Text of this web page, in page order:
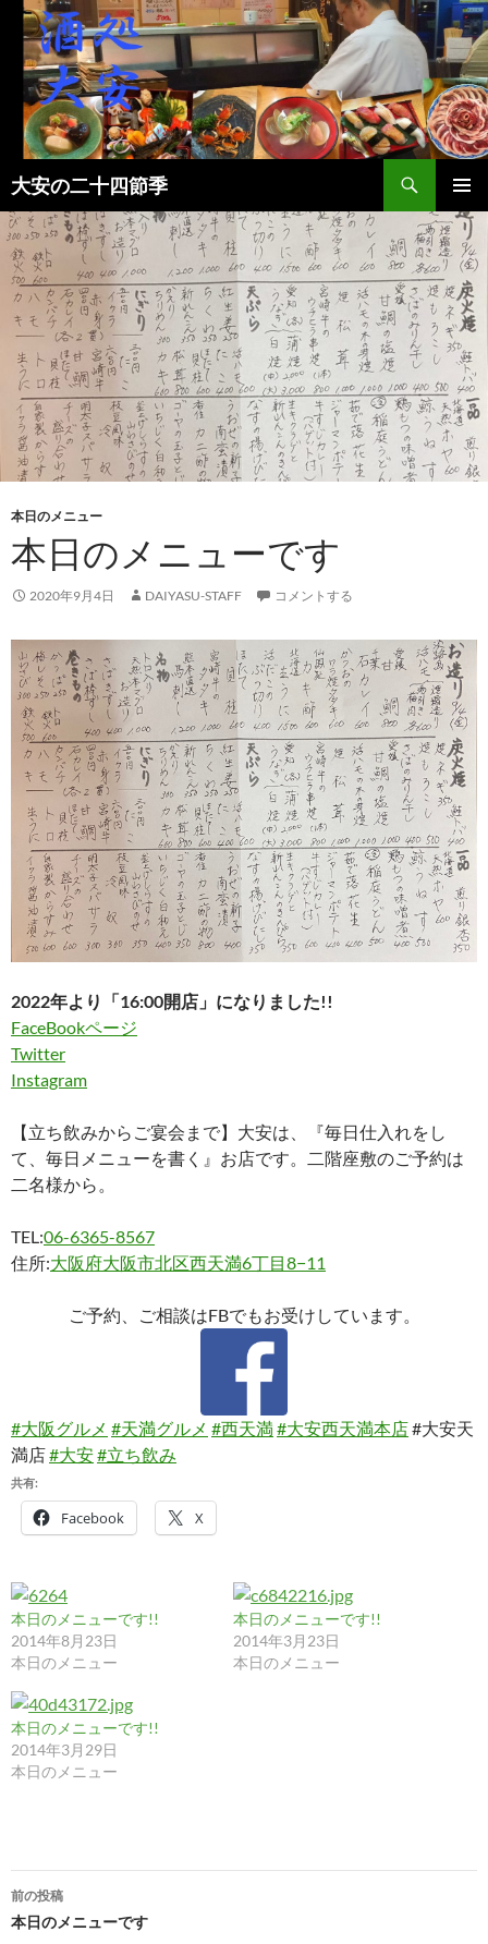
大安の二十四節季
検
索
メインメ
ニュー
ン
テ
ン
ツ
へ
ス
キ
ッ
プ
本日のメニュー
本日のメニューです
2020年9月4日 DAIYASU-STAFF コメントする
2022年より「16:00開店」になりました!!
FaceBookページ
Twitter
Instagram
【立ち飲みからご宴会まで】大安は、『毎日仕入れをし
て、毎日メニューを書く』お店です。二階座敷のご予約は
二名様から。
TEL:06-6365-8567
住所:大阪府大阪市北区西天満6丁目8−11
ご予約、ご相談はFBでもお受けしています。
#大阪グルメ #天満グルメ #西天満#大安西天満本店#大安天
満店#大安#立ち飲み
共有:
Facebook X
本日のメニューです!!
2014年8月23日
本日のメニュー
本日のメニューです!!
2014年3月23日
本日のメニュー
本日のメニューです!!
2014年3月29日
本日のメニュー
投
稿
前の投稿
本日のメニューです